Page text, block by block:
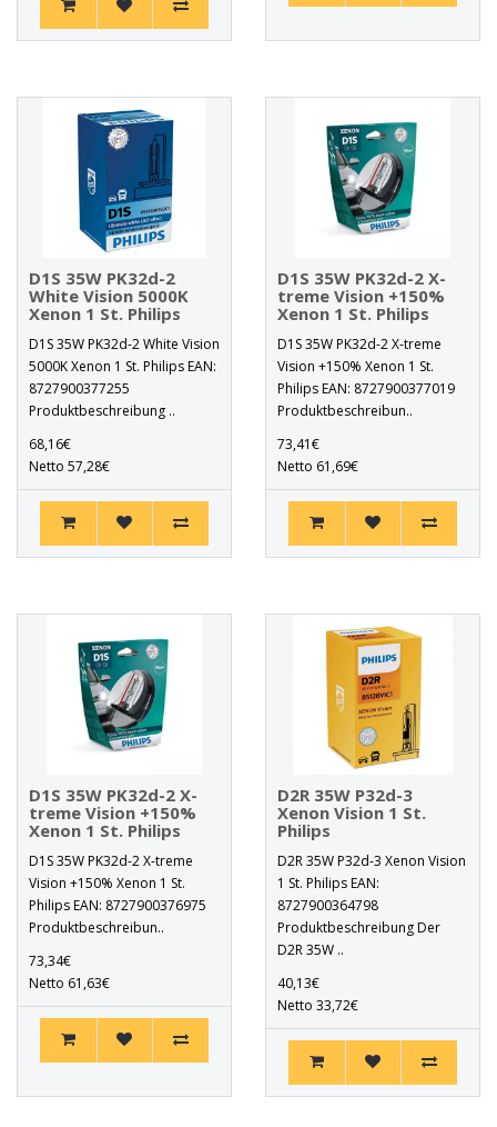
D1S 35W PK32d-2
White Vision 5000K
Xenon 1 St. Philips
D1S 35W PK32d-2 White Vision
5000K Xenon 1 St. Philips EAN:
8727900377255
Produktbeschreibung ..
68,16€
Netto 57,28€
D1S 35W PK32d-2 X-
treme Vision +150%
Xenon 1 St. Philips
D1S 35W PK32d-2 X-treme
Vision +150% Xenon 1 St.
Philips EAN: 8727900377019
Produktbeschreibun..
73,41€
Netto 61,69€
D1S 35W PK32d-2 X-
treme Vision +150%
Xenon 1 St. Philips
D1S 35W PK32d-2 X-treme
Vision +150% Xenon 1 St.
Philips EAN: 8727900376975
Produktbeschreibun..
73,34€
Netto 61,63€
D2R 35W P32d-3
Xenon Vision 1 St.
Philips
D2R 35W P32d-3 Xenon Vision
1 St. Philips EAN:
8727900364798
Produktbeschreibung Der
D2R 35W ..
40,13€
Netto 33,72€